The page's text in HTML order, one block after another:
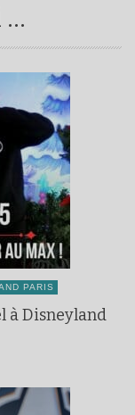
PARIS
à Disneyland